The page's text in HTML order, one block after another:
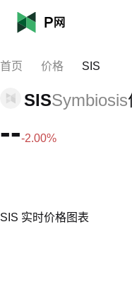
首页 价格 SIS
SISSymbiosis
---2.00%
SIS 实时价格图表